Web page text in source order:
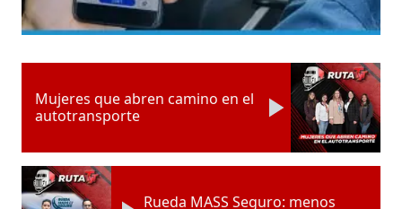
Mujeres que abren camino en el
autotransporte
Rueda MASS Seguro: menos